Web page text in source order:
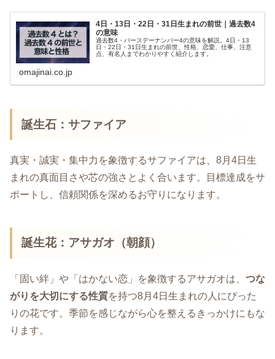
4日・13日・22日・31日生まれの前世｜過去数4
の意味
過去数4・バースデーナンバー4の意味を解説。4日・13
日・22日・31日生まれの前世、性格、恋愛、仕事、注意
点、有名人までわかりやすく紹介します。
omajinai.co.jp
誕生石：サファイア
真実・誠実・集中力を象徴するサファイアは、8月4日生
まれの真面目さや芯の強さとよく合います。目標達成をサ
ポートし、信頼関係を深めるお守りになります。
誕生花：アサガオ（朝顔）
「固い絆」や「はかない恋」を象徴するアサガオは、 つな
がりを大切にする性質を持つ8月4日生まれの人にぴった
りの花です。季節を感じながら心を整えるきっかけにもな
ります。